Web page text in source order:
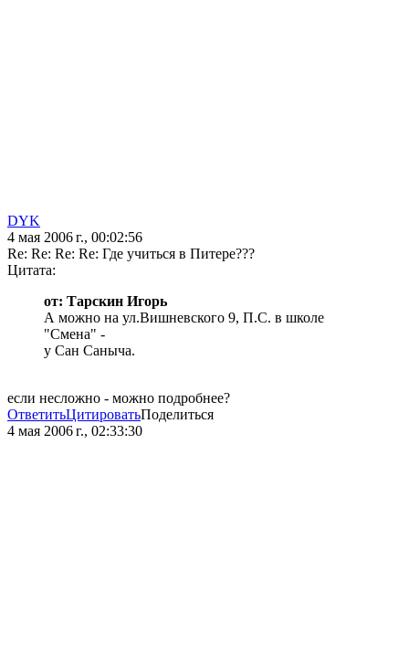
DYK
4 мая 2006 г., 00:02:56
Re: Re: Re: Re: Где учиться в Питере???
Цитата:
от: Тарскин Игорь
А можно на ул.Вишневского 9, П.С. в школе
"Смена" -
у Сан Саныча.
если несложно - можно подробнее?
ОтветитьЦитироватьПоделиться
4 мая 2006 г., 02:33:30